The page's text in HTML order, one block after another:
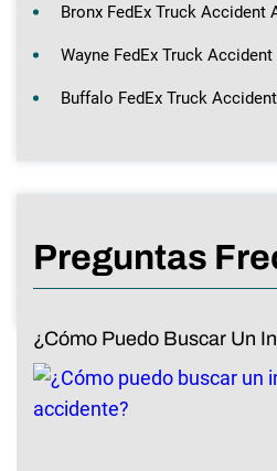
Bronx FedEx Truck Accident
Wayne FedEx Truck
Buffalo FedEx Truck
Preguntas
¿Cómo Puedo Buscar Un